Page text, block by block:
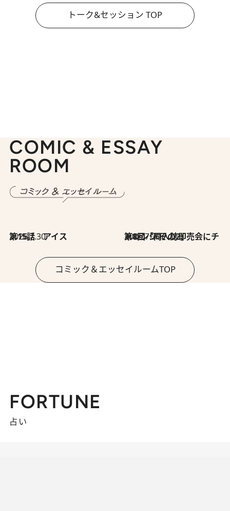
トーク&セッション TOP
COMIC & ESSAY
ROOM
2026.7.30
第15話 アイス 2026.7.30
第8回「同人誌即売会にチャレンジ その2」
コミック＆エッセイルームTOP
FORTUNE
占い